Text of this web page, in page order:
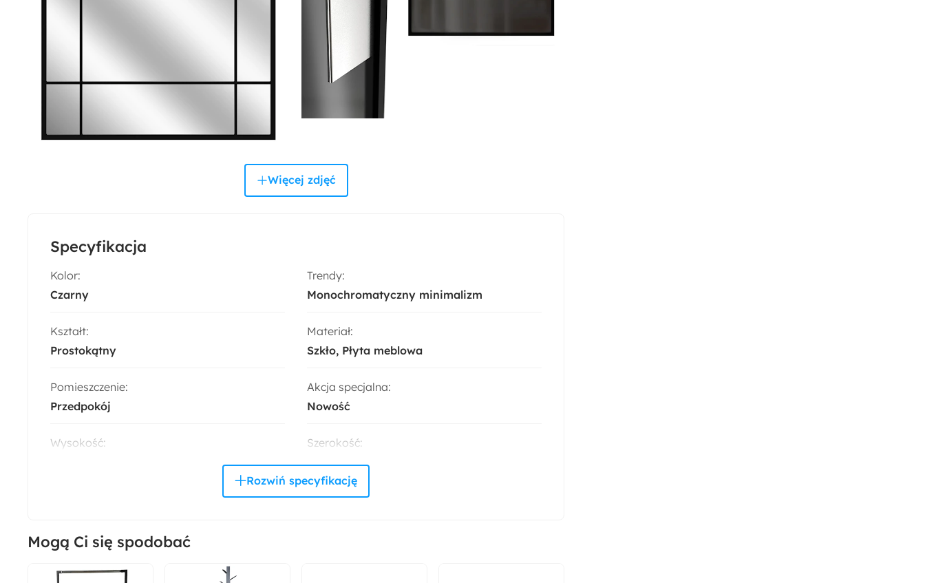
Więcej zdjęć
Specyfikacja
Kolor:
Czarny
Trendy:
Monochromatyczny minimalizm
Kształt:
Prostokątny
Materiał:
Szkło Płyta meblowa
Pomieszczenie:
Przedpokój
Akcja specjalna:
Nowość
Wysokość:
Szerokość:
69 cm
Liczba sztuk w zestawie:
Styl:
Nowoczesny
Mogą Ci się spodobać